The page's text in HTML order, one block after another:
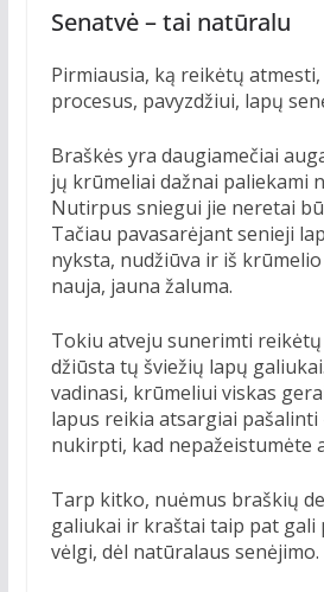
Senatvė – tai natūralu
Pirmiausia, ką reikėtų
procesus, pavyzdžiui, lapų
Braškės yra daugiamečiai
jų krūmeliai dažnai paliekami
Nutirpus sniegui jie neretai
Tačiau pavasarėjant senieji
nyksta, nudžiūva ir iš
nauja, jauna žaluma.
Tokiu atveju sunerimti
džiūsta tų šviežių lapų
vadinasi, krūmeliui viskas
lapus reikia atsargiai pašalinti
nukirpti, kad nepažeistumėte
Tarp kitko, nuėmus braškių
galiukai ir kraštai taip pat gali
vėlgi, dėl natūralaus senėjimo.